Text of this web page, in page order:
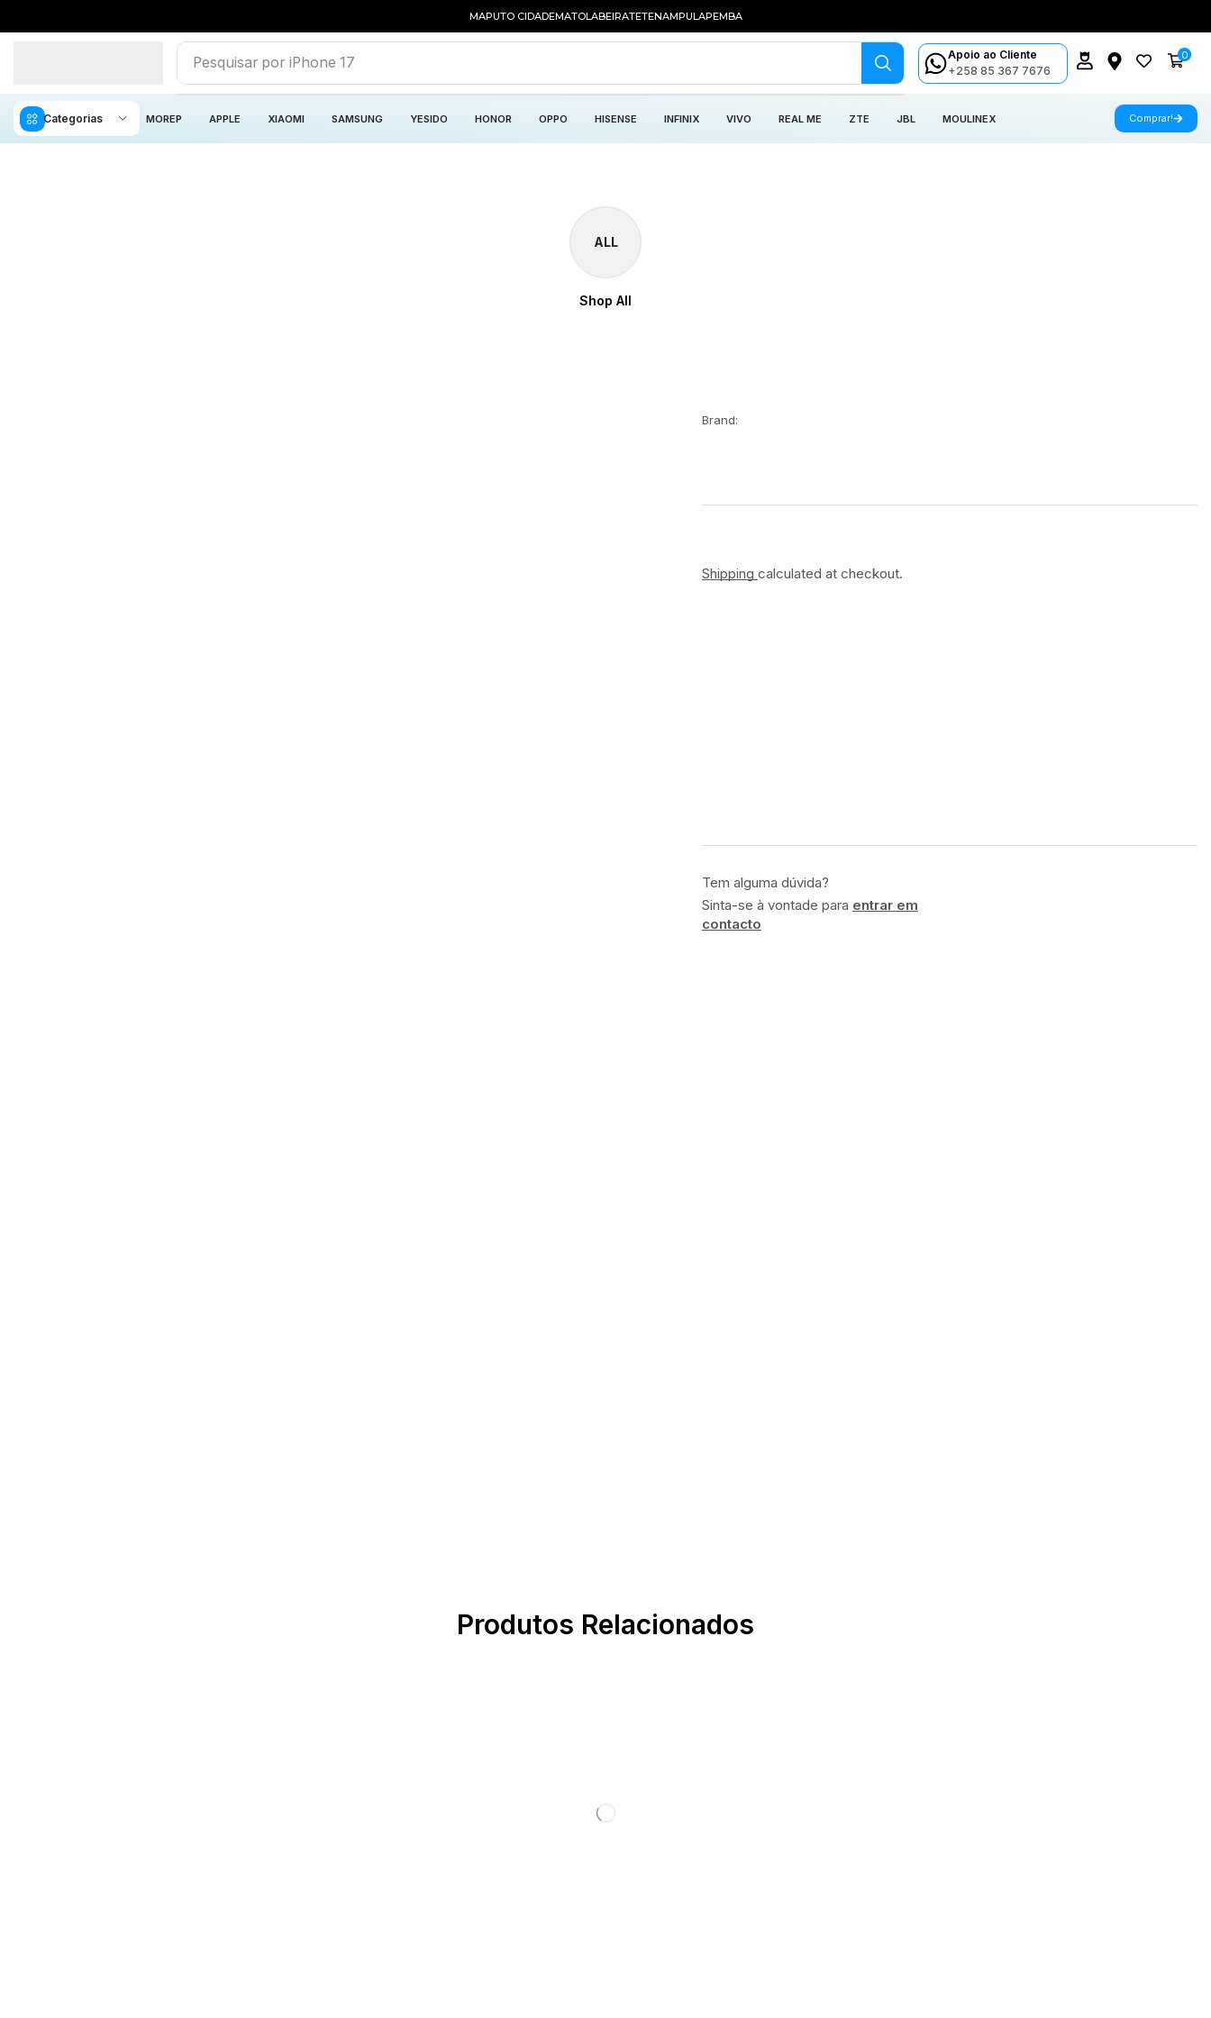
MAPUTO CIDADEMATOLABEIRATETENAMPULAPEMBA
Pesquisar por iPhone 17
Apoio ao Cliente
+258 85 367 7676
0
Categorias MOREP APPLE XIAOMI SAMSUNG YESIDO HONOR OPPO HISENSE INFINIX VIVO REAL ME ZTE JBL MOULINEX Comprar!
ALL
Shop All
Brand:
Shipping calculated at checkout.
Tem alguma dúvida?
Sinta-se à vontade para entrar em
contacto
Produtos Relacionados